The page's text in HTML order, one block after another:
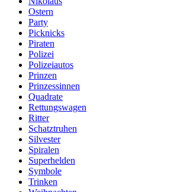
Ostern
Party
Picknicks
Piraten
Polizei
Polizeiautos
Prinzen
Prinzessinnen
Quadrate
Rettungswagen
Ritter
Schatztruhen
Silvester
Spiralen
Superhelden
Symbole
Trinken